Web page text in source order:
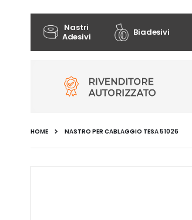
Nastri
Adesivi
Biadesivi
HOME NASTRO PER CABLAGGIO TESA 51026